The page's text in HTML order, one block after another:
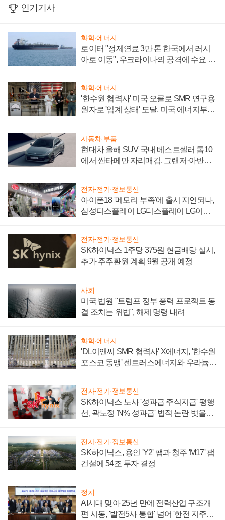
인기기사
화학·에너지
로이터 "정제연료 3만 톤 한국에서 러시
아로 이동", 우크라이나의 공격에 수요 늘
화학·에너지
'한수원 협력사' 미국 오클로 SMR 연구용
원자로 '임계 상태' 도달, 미국 에너지부
자동차·부품
현대차 올해 SUV 국내 베스트셀러 톱10
에서 싼타페만 자리매김, 그랜저·아반떼
전자·전기·정보통신
아이폰18 '메모리 부족'에 출시 지연되나,
삼성디스플레이 LG디스플레이 LG이노
전자·전기·정보통신
SK하이닉스 1주당 375원 현금배당 실시,
추가 주주환원 계획 9월 공개 예정
사회
미국 법원 "트럼프 정부 풍력 프로젝트 동
결 조치는 위법", 해제 명령 내려
화학·에너지
'DL이앤씨 SMR 협력사' X에너지, '한수원
포스코 동맹' 센트러스에너지와 우라늄
전자·전기·정보통신
SK하이닉스 노사 '성과급 주식지급' 평행
선, 곽노정 'N% 성과급' 법적 논란 벗을지
전자·전기·정보통신
SK하이닉스, 용인 'Y2' 팹과 청주 'M17' 팹
건설에 54조 투자 결정
정치
AI시대 맞아 25년 만에 전력산업 구조개
편 시동, '발전5사 통합' 넘어 '한전 지주사'